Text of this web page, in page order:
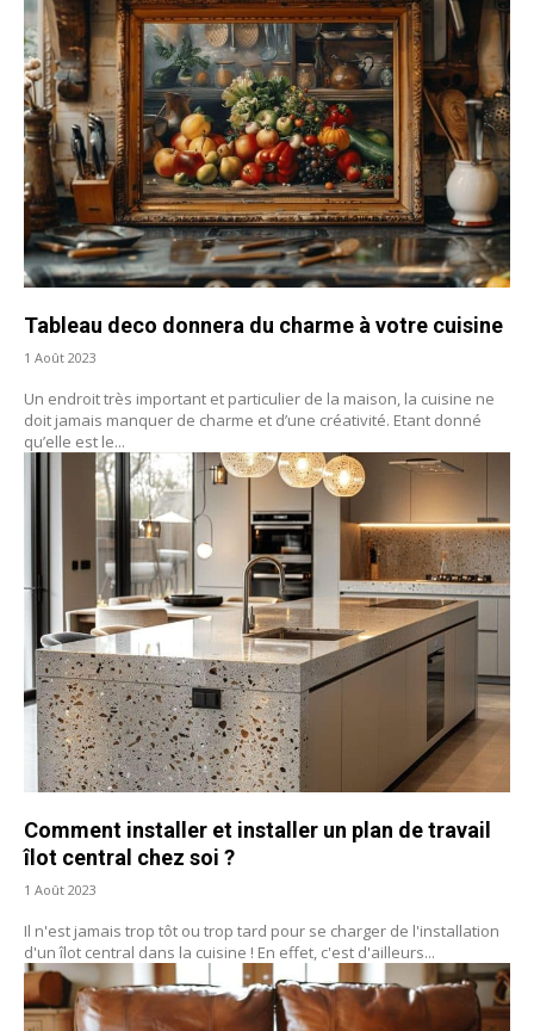
Tableau deco donnera du charme à votre cuisine
1 Août 2023
Un endroit très important et particulier de la maison, la cuisine ne
doit jamais manquer de charme et d’une créativité. Etant donné
qu’elle est le...
Comment installer et installer un plan de travail
îlot central chez soi ?
1 Août 2023
Il n'est jamais trop tôt ou trop tard pour se charger de l'installation
d'un îlot central dans la cuisine ! En effet, c'est d'ailleurs...